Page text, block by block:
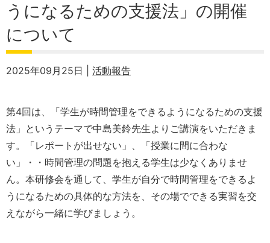
うになるための支援法」の開催
について
2025年09月25日 | 活動報告
第4回は、「学生が時間管理をできるようになるための支援
法」というテーマで中島美鈴先生よりご講演をいただきま
す。「レポートが出せない」、「授業に間に合わな
い」・・時間管理の問題を抱える学生は少なくありませ
ん。本研修会を通して、学生が自分で時間管理をできるよ
うになるための具体的な方法を、その場でできる実習を交
えながら一緒に学びましょう。